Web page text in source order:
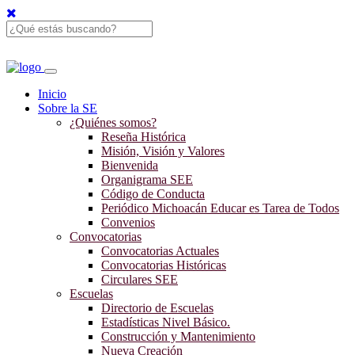
Inicio
Sobre la SE
¿Quiénes somos?
Reseña Histórica
Misión, Visión y Valores
Bienvenida
Organigrama SEE
Código de Conducta
Periódico Michoacán Educar es Tarea de Todos
Convenios
Convocatorias
Convocatorias Actuales
Convocatorias Históricas
Circulares SEE
Escuelas
Directorio de Escuelas
Estadísticas Nivel Básico.
Construcción y Mantenimiento
Nueva Creación